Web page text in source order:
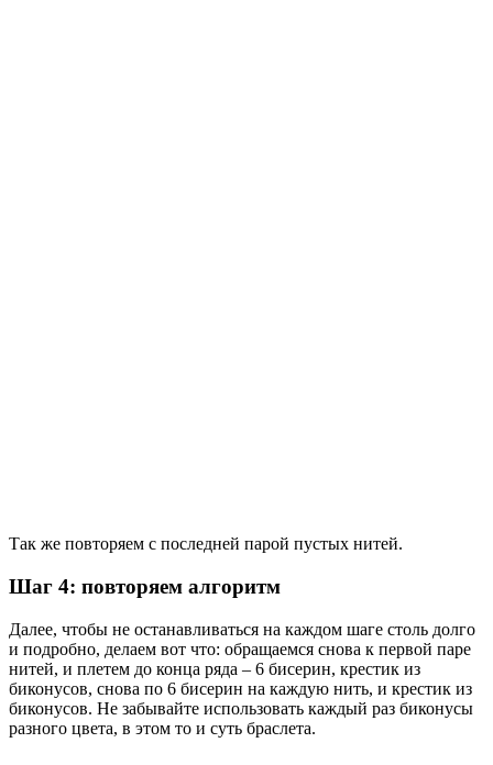
Так же повторяем с последней парой пустых нитей.
Шаг 4: повторяем алгоритм
Далее, чтобы не останавливаться на каждом шаге столь долго
и подробно, делаем вот что: обращаемся снова к первой паре
нитей, и плетем до конца ряда – 6 бисерин, крестик из
биконусов, снова по 6 бисерин на каждую нить, и крестик из
биконусов. Не забывайте использовать каждый раз биконусы
разного цвета, в этом то и суть браслета.